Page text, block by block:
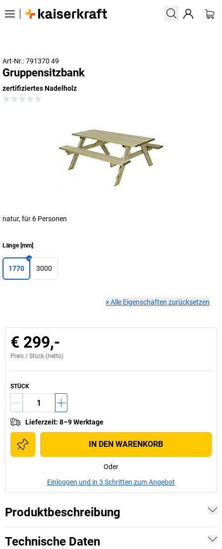
Art-Nr.: 791370 49
Gruppensitzbank
zertifiziertes Nadelholz
natur, für 6 Personen
Länge[mm]
1770 3000
×Alle Eigenschaften zurücksetzen
€ 299,-
Preis / Stück (netto)
STÜCK
Lieferzeit: 8–9 Werktage
IN DEN WARENKORB
Oder
Einloggen und in 3 Schritten zum Angebot
Produktbeschreibung
Technische Daten